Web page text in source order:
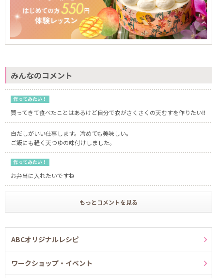
みんなのコメント
作ってみたい！
買ってきて食べたことはあるけど自分で衣がさくさくの天むすを作りたい‼️
白だしがいい仕事します。冷めても美味しい。
ご飯にも軽く天つゆの味付けしました。
作ってみたい！
お弁当に入れたいですね
もっとコメントを見る
ABCオリジナルレシピ
ワークショップ・イベント